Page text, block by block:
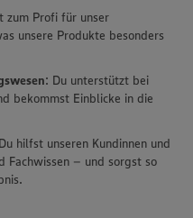
zum Profi für unser
unsere Produkte besonders
: Du unterstützt bei
bekommst Einblicke in die
hilfst unseren Kundinnen und
Fachwissen – und sorgst so